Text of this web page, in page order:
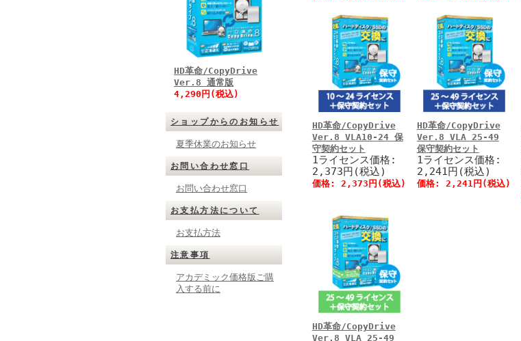
HD革命/CopyDrive
Ver.8 通常版
4,290円(税込)
ショップからのお知らせ
夏季休業のお知らせ
お問い合わせ窓口
お問い合わせ窓口
お支払方法について
お支払方法
注意事項
アカデミック価格版ご購
入する前に
HD革命/CopyDrive
Ver.8 VLA10-24 保
守契約セット
1ライセンス価格:
2,373円(税込)
価格: 2,373円 (税込)
HD革命/CopyDrive
Ver.8 VLA 25-49
保守契約セット
1ライセンス価格:
2,241円(税込)
価格: 2,241円 (税込)
HD革命/CopyDrive
Ver.8 VLA 25-49